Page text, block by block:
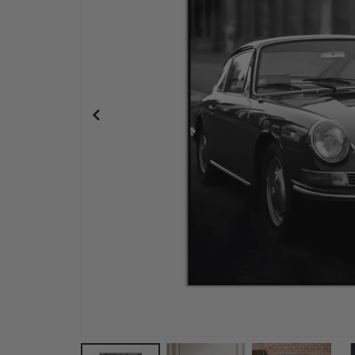
Klassisk Porsche Veikjøring Plakat